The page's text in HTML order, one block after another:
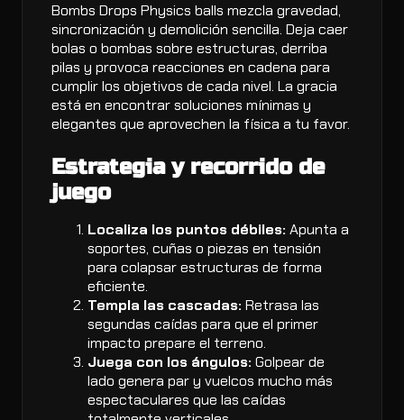
Bombs Drops Physics balls mezcla gravedad,
sincronización y demolición sencilla. Deja caer
bolas o bombas sobre estructuras, derriba
pilas y provoca reacciones en cadena para
cumplir los objetivos de cada nivel. La gracia
está en encontrar soluciones mínimas y
elegantes que aprovechen la física a tu favor.
Estrategia y recorrido de
juego
Localiza los puntos débiles: Apunta a
soportes, cuñas o piezas en tensión
para colapsar estructuras de forma
eficiente.
Templa las cascadas: Retrasa las
segundas caídas para que el primer
impacto prepare el terreno.
Juega con los ángulos: Golpear de
lado genera par y vuelcos mucho más
espectaculares que las caídas